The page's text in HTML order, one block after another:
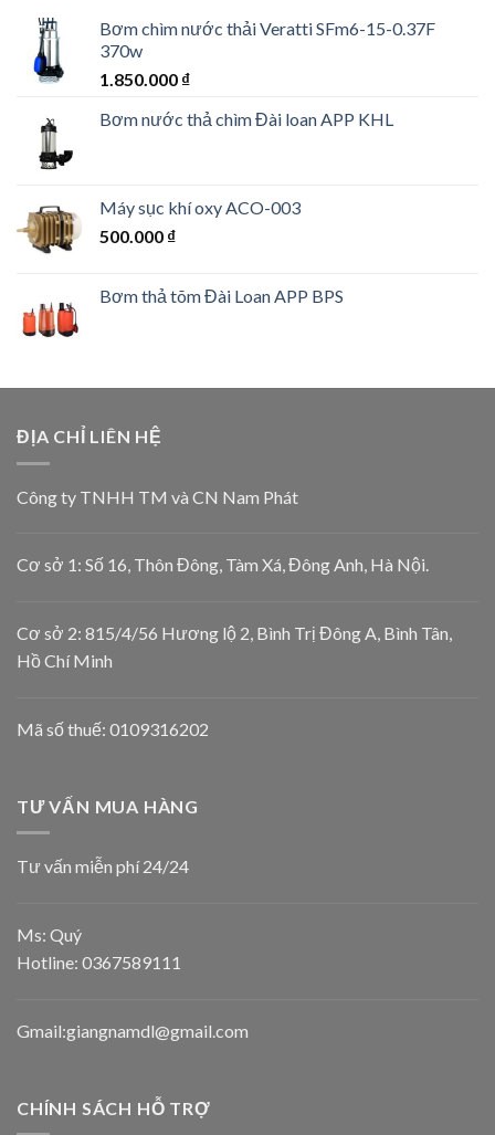
Bơm chìm nước thải Veratti SFm6-15-0.37F
370w
1.850.000 ₫
Bơm nước thả chìm Đài loan APP KHL
Máy sục khí oxy ACO-003
500.000 ₫
Bơm thả tõm Đài Loan APP BPS
ĐỊA CHỈ LIÊN HỆ
Công ty TNHH TM và CN Nam Phát
Cơ sở 1: Số 16, Thôn Đông, Tàm Xá, Đông Anh, Hà Nội.
Cơ sở 2: 815/4/56 Hương lộ 2, Bình Trị Đông A, Bình Tân,
Hồ Chí Minh
Mã số thuế: 0109316202
TƯ VẤN MUA HÀNG
Tư vấn miễn phí 24/24
Ms: Quý
Hotline: 0367589111
Gmail:giangnamdl@gmail.com
CHÍNH SÁCH HỖ TRỢ